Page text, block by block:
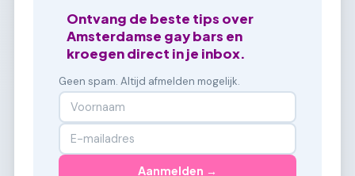
Ontvang de beste tips over
Amsterdamse gay bars en
kroegen direct in je inbox.
Geen spam. Altijd afmelden mogelijk.
Aanmelden →